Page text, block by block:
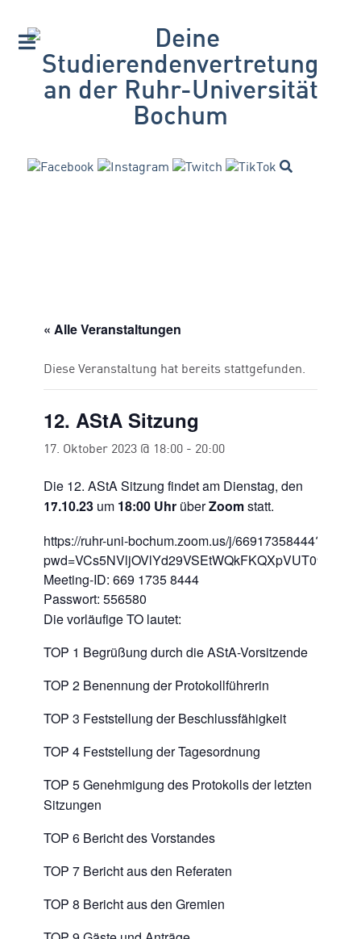
« Alle Veranstaltungen
Diese Veranstaltung hat bereits stattgefunden.
12. AStA Sitzung
17. Oktober 2023 @ 18:00 - 20:00
Die 12. AStA Sitzung findet am Dienstag, den
17.10.23 um 18:00 Uhr überZoomstatt.
https://ruhr-uni-bochum.zoom.us/j/66917358444?
pwd=VCs5NVljOVlYd29VSEtWQkFKQXpVUT09
Meeting-ID: 669 1735 8444
Passwort: 556580
Die vorläufige TO lautet:
TOP 1 Begrüßung durch die AStA-Vorsitzende
TOP 2 Benennung der Protokollführerin
TOP 3 Feststellung der Beschlussfähigkeit
TOP 4 Feststellung der Tagesordnung
TOP 5 Genehmigung des Protokolls der letzten
Sitzungen
TOP 6 Bericht des Vorstandes
TOP 7 Bericht aus den Referaten
TOP 8 Bericht aus den Gremien